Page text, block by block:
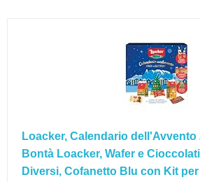
Loacker, Calendario dell'Avvento
Bontà Loacker, Wafer e
Diversi, Cofanetto Blu con Kit